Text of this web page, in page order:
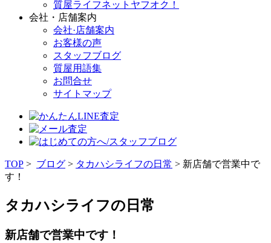
質屋ライフネットヤフオク！
会社・店舗案内
会社·店舗案内
お客様の声
スタッフブログ
質屋用語集
お問合せ
サイトマップ
TOP > ブログ > タカハシライフの日常 > 新店舗で営業中で
す！
タカハシライフの日常
新店舗で営業中です！